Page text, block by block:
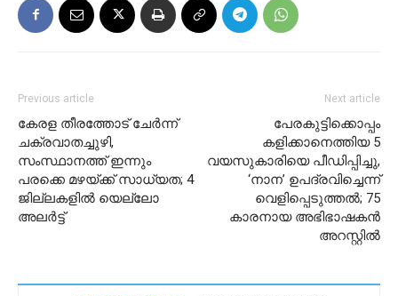
Previous article
കേരള തീരത്തോട് ചേര്‍ന്ന്
ചക്രവാതച്ചുഴി,
സംസ്ഥാനത്ത് ഇന്നും
പരക്കെ മഴയ്ക്ക് സാധ്യത; 4
ജില്ലകളിൽ യെല്ലോ
അലർട്ട്
Next article
പേരകുട്ടിക്കൊപ്പം
കളിക്കാനെത്തിയ 5
വയസുകാരിയെ പീഡിപ്പിച്ചു,
‘നാന’ ഉപദ്രവിച്ചെന്ന്
വെളിപ്പെടുത്തൽ; 75
കാരനായ അഭിഭാഷകൻ
അറസ്റ്റിൽ